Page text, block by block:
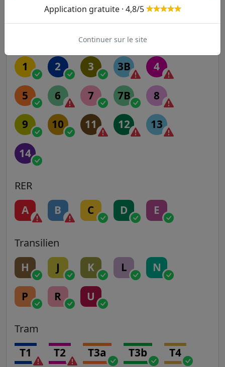
Autres lignes
1 2 3 3B 4
5 6 7 7B 8
9 10 11 12 13
14
RER
A B C D E
Transilien
H J K L N
P R U
Tram
T1 T2 T3a T3b T4
Application gratuite · 4,8/5
Continuer sur le site